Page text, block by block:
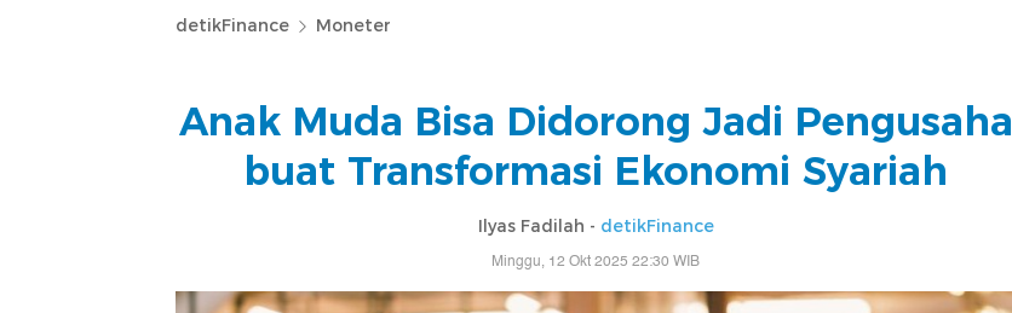
detikFinance Moneter
Anak Muda Bisa Didorong Jadi Pengusaha
buat Transformasi Ekonomi Syariah
Ilyas Fadilah - detikFinance
Minggu, 12 Okt 2025 22:30 WIB